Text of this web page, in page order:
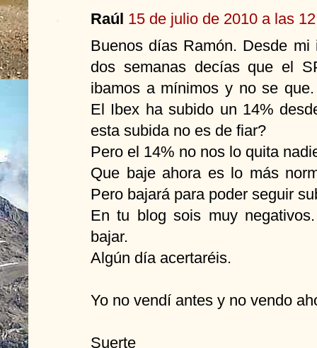
Raúl 15 de julio de 2010 a las
Buenos días Ramón. Desde
dos semanas decías que el
ibamos a mínimos y no se
El Ibex ha subido un 14%
esta subida no es de fiar?
Pero el 14% no nos lo quita
Que baje ahora es lo más
Pero bajará para poder seguir
En tu blog sois muy
bajar.
Algún día acertaréis.
Yo no vendí antes y no vendo
Suerte